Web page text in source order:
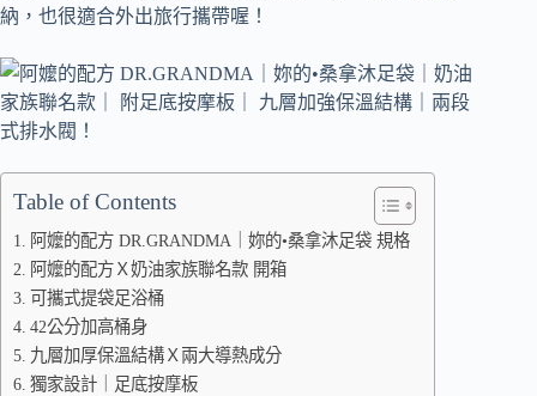
納，也很適合外出旅行攜帶喔！
Table of Contents
阿嬤的配方 DR.GRANDMA｜妳的•桑拿沐足袋 規格
阿嬤的配方Ｘ奶油家族聯名款 開箱
可攜式提袋足浴桶
42公分加高桶身
九層加厚保溫結構Ｘ兩大導熱成分
獨家設計｜足底按摩板